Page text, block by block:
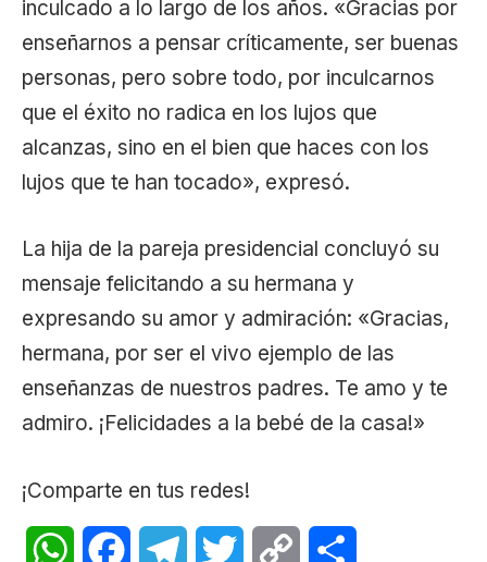
inculcado a lo largo de los años. «Gracias por
enseñarnos a pensar críticamente, ser buenas
personas, pero sobre todo, por inculcarnos
que el éxito no radica en los lujos que
alcanzas, sino en el bien que haces con los
lujos que te han tocado», expresó.
La hija de la pareja presidencial concluyó su
mensaje felicitando a su hermana y
expresando su amor y admiración: «Gracias,
hermana, por ser el vivo ejemplo de las
enseñanzas de nuestros padres. Te amo y te
admiro. ¡Felicidades a la bebé de la casa!»
¡Comparte en tus redes!
WhatsAppFacebookTelegramTwitter Copy